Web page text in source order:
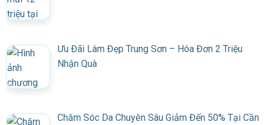
Ưu Đãi Làm Đẹp Trung Sơn – Hóa Đơn 2 Triệu
Nhận Quà
Chăm Sóc Da Chuyên Sâu Giảm Đến 50% Tại Cần